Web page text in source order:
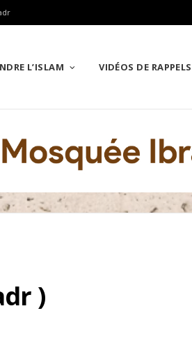
L’ISLAM VIDÉOS DE RAPPELS
)